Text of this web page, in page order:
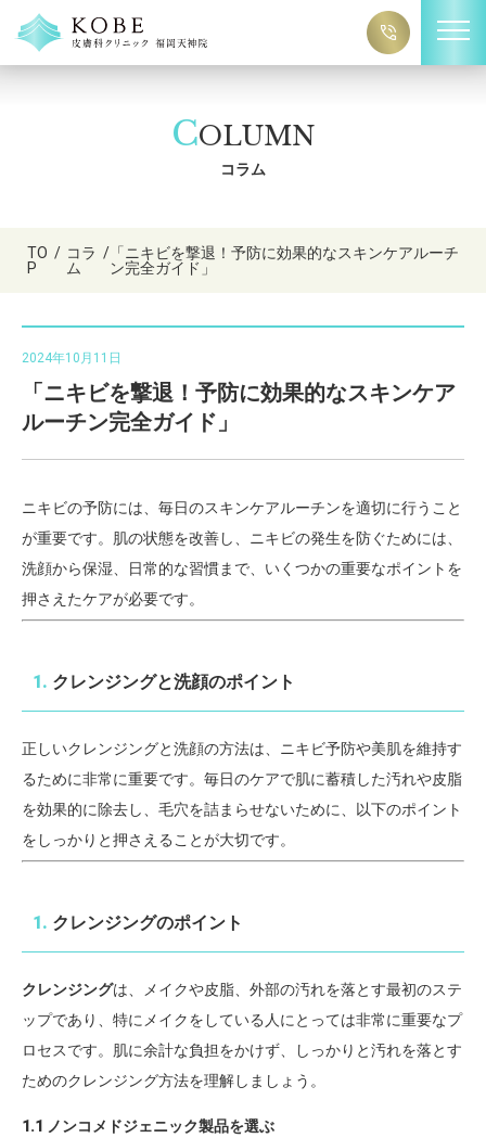
COLUMN
コラム
TO
P
/ コラ
ム
/ 「ニキビを撃退！予防に効果的なスキンケアルーチ
ン完全ガイド」
2024年10月11日
「ニキビを撃退！予防に効果的なスキンケア
ルーチン完全ガイド」
ニキビの予防には、毎日のスキンケアルーチンを適切に行うこと
が重要です。肌の状態を改善し、ニキビの発生を防ぐためには、
洗顔から保湿、日常的な習慣まで、いくつかの重要なポイントを
押さえたケアが必要です。
1. クレンジングと洗顔のポイント
正しいクレンジングと洗顔の方法は、ニキビ予防や美肌を維持す
るために非常に重要です。毎日のケアで肌に蓄積した汚れや皮脂
を効果的に除去し、毛穴を詰まらせないために、以下のポイント
をしっかりと押さえることが大切です。
1. クレンジングのポイント
クレンジングは、メイクや皮脂、外部の汚れを落とす最初のステ
ップであり、特にメイクをしている人にとっては非常に重要なプ
ロセスです。肌に余計な負担をかけず、しっかりと汚れを落とす
ためのクレンジング方法を理解しましょう。
1.1 ノンコメドジェニック製品を選ぶ